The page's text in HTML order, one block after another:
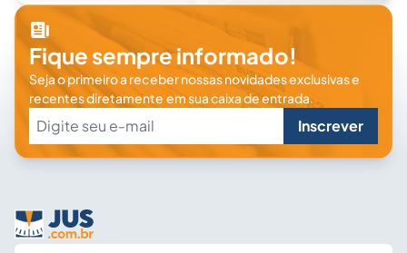
Fique sempre informado!
Seja o primeiro a receber nossas novidades exclusivas e
recentes diretamente em sua caixa de entrada.
Inscrever